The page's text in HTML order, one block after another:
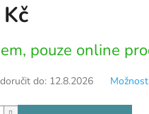
pouze online
do: 12.8.2026